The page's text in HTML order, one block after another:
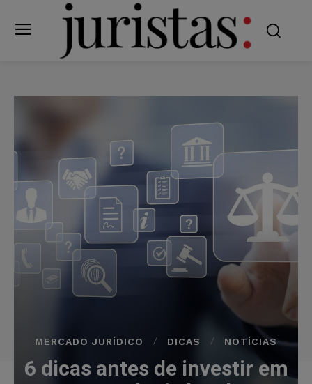
MERCADO JURÍDICO DICAS NOTÍCIAS
6 dicas antes de investir em